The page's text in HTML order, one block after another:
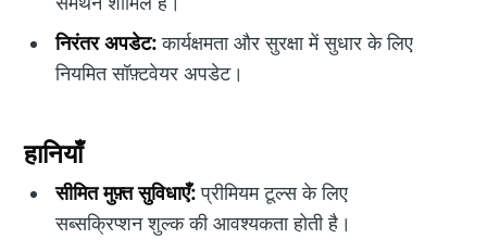
निरंतर अपडेट:कार्यक्षमता और सुरक्षा में सुधार के लिए
नियमित सॉफ़्टवेयर अपडेट।
हानियाँ
सीमित मुफ़्त सुविधाएँ:प्रीमियम टूल्स के लिए
सब्सक्रिप्शन शुल्क की आवश्यकता होती है।